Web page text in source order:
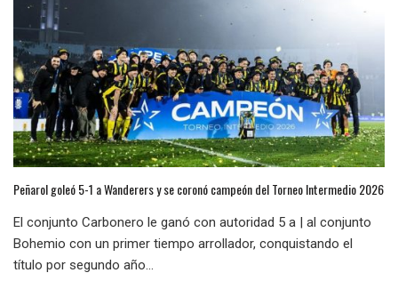
Peñarol goleó 5-1 a Wanderers y se coronó campeón del Torneo Intermedio 2026
El conjunto Carbonero le ganó con autoridad 5 a | al conjunto
Bohemio con un primer tiempo arrollador, conquistando el
título por segundo año...